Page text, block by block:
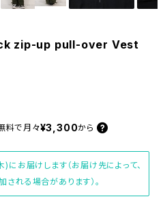
zip-up pull-over Vest
料で月々¥3,300から
お届けします（お届け先によって、
れる場合があります）。